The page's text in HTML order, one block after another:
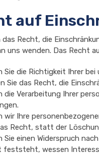
auf
das Recht, die
uns wenden. Das Recht
Sie die Richtigkeit Ihrer
Sie das Recht, die
die Verarbeitung Ihrer
wir Ihre
Recht, statt der
Sie einen Widerspruch
feststeht, wessen